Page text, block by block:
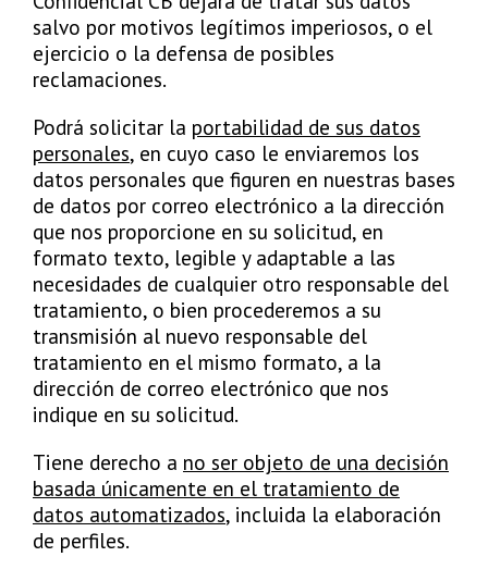
salvo por motivos legítimos imperiosos, o el
ejercicio o la defensa de posibles
reclamaciones.
Podrá solicitar la portabilidad de sus datos
personales, en cuyo caso le enviaremos los
datos personales que figuren en nuestras bases
de datos por correo electrónico a la dirección
que nos proporcione en su solicitud, en
formato texto, legible y adaptable a las
necesidades de cualquier otro responsable del
tratamiento, o bien procederemos a su
transmisión al nuevo responsable del
tratamiento en el mismo formato, a la
dirección de correo electrónico que nos
indique en su solicitud.
Tiene derecho a no ser objeto de una decisión
basada únicamente en el tratamiento de
datos automatizados, incluida la elaboración
de perfiles.